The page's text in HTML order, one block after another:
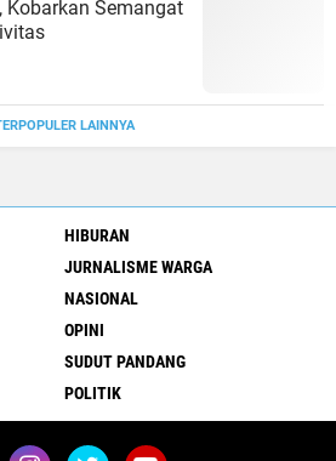
Kobarkan Semangat
LAINNYA
HIBURAN
JURNALISME WARGA
NASIONAL
OPINI
SUDUT PANDANG
POLITIK